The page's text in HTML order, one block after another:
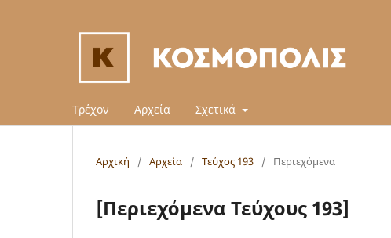
Τρέχον Αρχεία Σχετικά
Αρχική / Αρχεία / Τεύχος 193 / Περιεχόμενα
[Περιεχόμενα Τεύχους 193]